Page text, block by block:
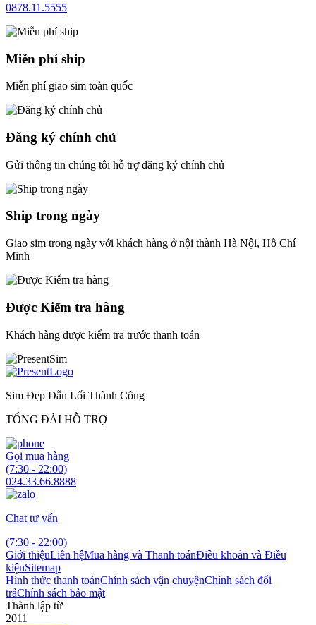
0878.11.5555
Miễn phí ship
Miễn phí giao sim toàn quốc
Đăng ký chính chủ
Gửi thông tin chúng tôi hỗ trợ đăng ký chính chủ
Ship trong ngày
Giao sim trong ngày với khách hàng ở nội thành Hà Nội, Hồ Chí
Minh
Được Kiểm tra hàng
Khách hàng được kiểm tra trước thanh toán
Sim Đẹp Dẫn Lối Thành Công
TỔNG ĐÀI HỖ TRỢ
Gọi mua hàng
(7:30 - 22:00)
024.33.66.8888
Chat tư vấn
(7:30 - 22:00)
Giới thiệuLiên hệMua hàng và Thanh toánĐiều khoản và Điều
kiệnSitemap
Hình thức thanh toánChính sách vận chuyệnChính sách đổi
trảChính sách bảo mật
Thành lập từ
2011